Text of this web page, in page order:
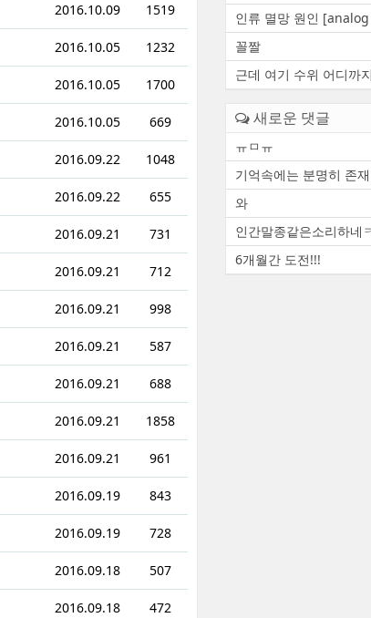
2016.10.09 1519
2016.10.05 1232
2016.10.05 1700
2016.10.05 669
2016.09.22 1048
2016.09.22 655
2016.09.21 731
2016.09.21 712
2016.09.21 998
2016.09.21 587
2016.09.21 688
2016.09.21 1858
2016.09.21 961
2016.09.19 843
2016.09.19 728
2016.09.18 507
2016.09.18 472
인류 멸망 원인
꼴짤
근데 여기 수위 어디까
새로운 댓글
ㅠㅁㅠ
기억속에는 분명히 존
와
인간말종같은소리하네
6개월간 도전!!!